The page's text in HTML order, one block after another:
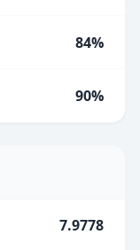
84%
90%
7.9778